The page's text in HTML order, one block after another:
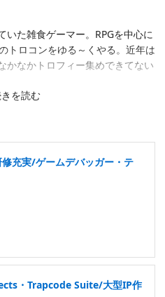
た雑食ゲーマー。RPGを中心に
トロコンをゆる～くやる。近年は
かなかトロフィー集めできてない
を読む
充実/ゲームデバッガー・テ
・Trapcode Suite/大型IP作